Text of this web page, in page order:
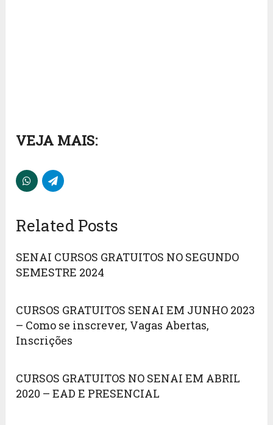
VEJA MAIS:
Related Posts
SENAI CURSOS GRATUITOS NO SEGUNDO
SEMESTRE 2024
CURSOS GRATUITOS SENAI EM JUNHO 2023
– Como se inscrever, Vagas Abertas,
Inscrições
CURSOS GRATUITOS NO SENAI EM ABRIL
2020 – EAD E PRESENCIAL